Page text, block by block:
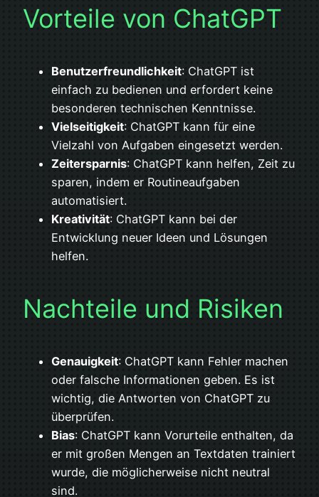
Vorteile von ChatGPT
Benutzerfreundlichkeit: ChatGPT ist
einfach zu bedienen und erfordert keine
besonderen technischen Kenntnisse.
Vielseitigkeit: ChatGPT kann für eine
Vielzahl von Aufgaben eingesetzt werden.
Zeitersparnis: ChatGPT kann helfen, Zeit zu
sparen, indem er Routineaufgaben
automatisiert.
Kreativität: ChatGPT kann bei der
Entwicklung neuer Ideen und Lösungen
helfen.
Nachteile und Risiken
Genauigkeit: ChatGPT kann Fehler machen
oder falsche Informationen geben. Es ist
wichtig, die Antworten von ChatGPT zu
überprüfen.
Bias: ChatGPT kann Vorurteile enthalten, da
er mit großen Mengen an Textdaten trainiert
wurde, die möglicherweise nicht neutral
sind.